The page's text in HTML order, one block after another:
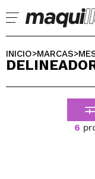
Ya soy
INICIO>MARCAS>
6